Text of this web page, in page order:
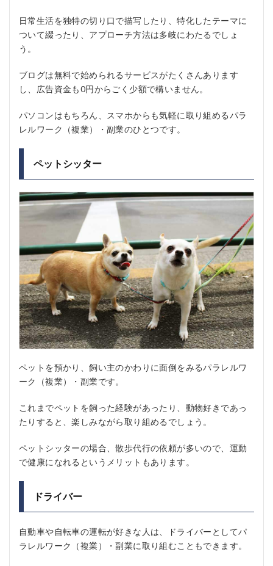
日常生活を独特の切り口で描写したり、特化したテーマに
ついて綴ったり、アプローチ方法は多岐にわたるでしょ
う。
ブログは無料で始められるサービスがたくさんあります
し、広告資金も0円からごく少額で構いません。
パソコンはもちろん、スマホからも気軽に取り組めるパラ
レルワーク（複業）・副業のひとつです。
ペットシッター
ペットを預かり、飼い主のかわりに面倒をみるパラレルワ
ーク（複業）・副業です。
これまでペットを飼った経験があったり、動物好きであっ
たりすると、楽しみながら取り組めるでしょう。
ペットシッターの場合、散歩代行の依頼が多いので、運動
で健康になれるというメリットもあります。
ドライバー
自動車や自転車の運転が好きな人は、ドライバーとしてパ
ラレルワーク（複業）・副業に取り組むこともできます。